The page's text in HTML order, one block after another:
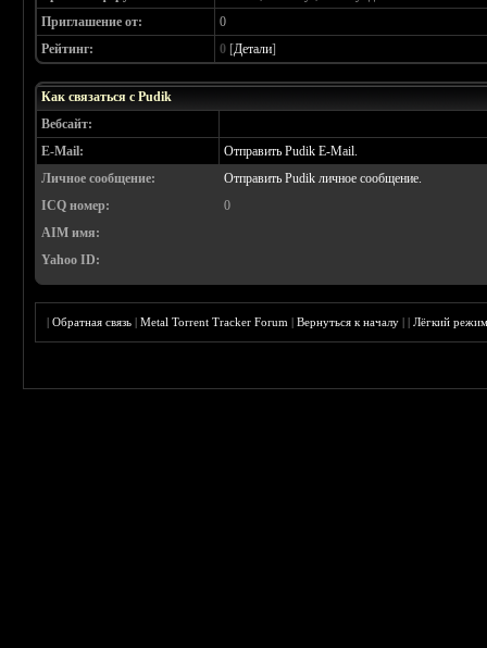
Приглашение от:
0
Рейтинг:
0 [Детали]
Как связаться с Pudik
Вебсайт:
E-Mail:
Отправить Pudik E-Mail.
Личное сообщение:
Отправить Pudik личное сообщение.
ICQ номер:
0
AIM имя:
Yahoo ID:
|Обратная связь |Metal Torrent Tracker Forum |Вернуться к началу ||Лёгкий